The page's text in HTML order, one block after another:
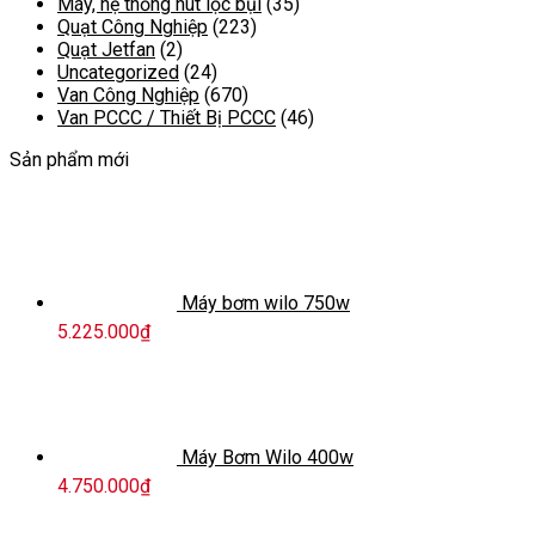
Quạt Công Nghiệp (223)
Quạt Jetfan (2)
Uncategorized (24)
Van Công Nghiệp (670)
Van PCCC / Thiết Bị PCCC (46)
Sản phẩm mới
Máy bơm wilo 750w
5.225.000₫
Máy Bơm Wilo 400w
4.750.000₫